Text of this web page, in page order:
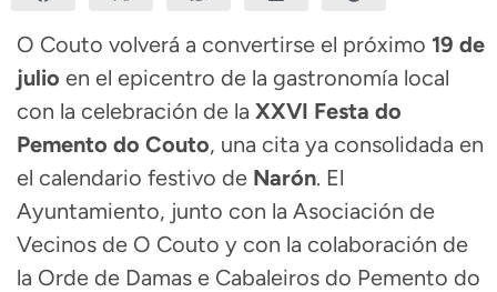
O Couto volverá a convertirse el próximo 19 de
julio en el epicentro de la gastronomía local
con la celebración de la XXVI Festa do
Pemento do Couto, una cita ya consolidada en
el calendario festivo de Narón. El
Ayuntamiento, junto con la Asociación de
Vecinos de O Couto y con la colaboración de
la Orde de Damas e Cabaleiros do Pemento do